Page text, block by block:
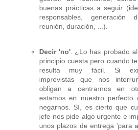
buenas prácticas a seguir
responsables,
reunión, duración, ...).
Decir 'no' . ¿Lo has probado
principio cuesta pero cuando
resulta muy fácil. Si
imprevistas que nos
obligan a centrarnos en
estamos en nuestro perfecto
negarnos. Sí, es cierto que
jefe nos pide algo urgente e
unos plazos de entrega 'para